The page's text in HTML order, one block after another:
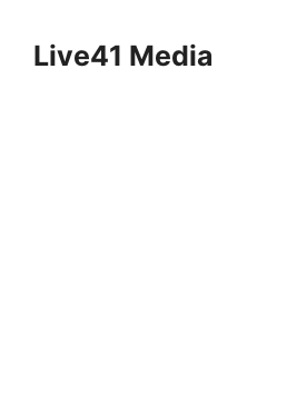
contentLive41 Media